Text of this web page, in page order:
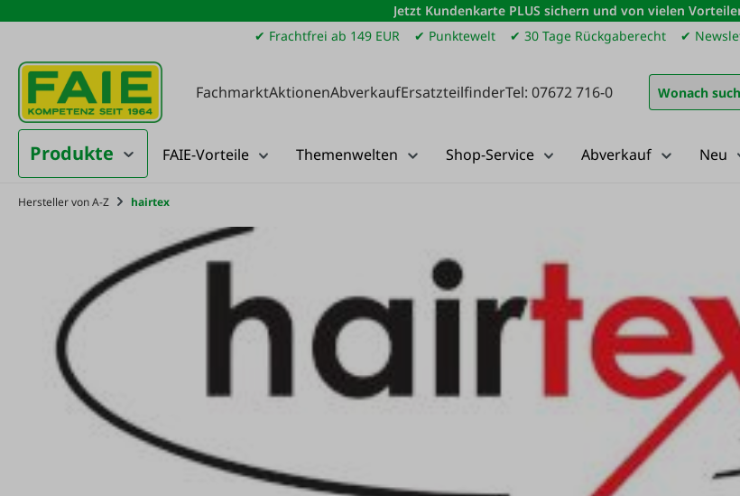
Hauptinhalt springen
Zur Suche springen
Zur Hauptnavigation springen
Jetzt Kundenkarte PLUS sichern und von vielen
✔ Frachtfrei ab 149 EUR
✔ Punktewelt ✔ 30 Tage Rückgaberecht ✔
FachmarktAktionenAbverkaufErsatzteilfinderTel: 07672 716-0
Produkte FAIE-Vorteile Themenwelten Shop-Service Abverkauf Neu
Hersteller von A-Z hairtex